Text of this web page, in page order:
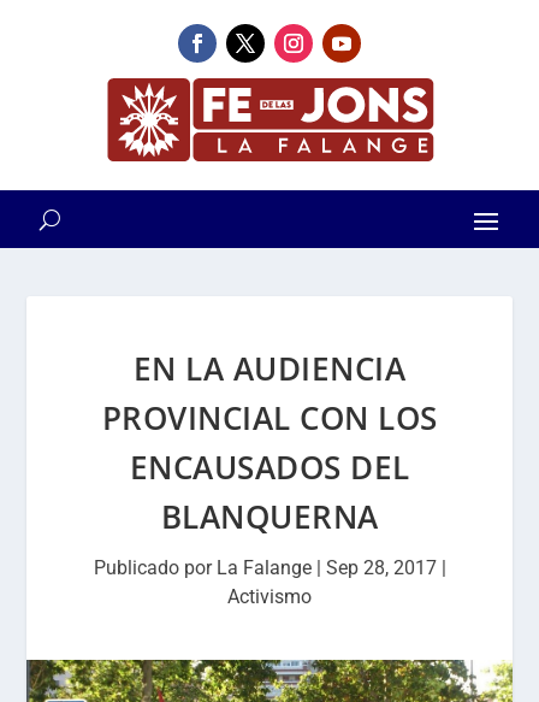
EN LA AUDIENCIA
PROVINCIAL CON LOS
ENCAUSADOS DEL
BLANQUERNA
Publicado por La Falange| Sep 28, 2017|
Activismo